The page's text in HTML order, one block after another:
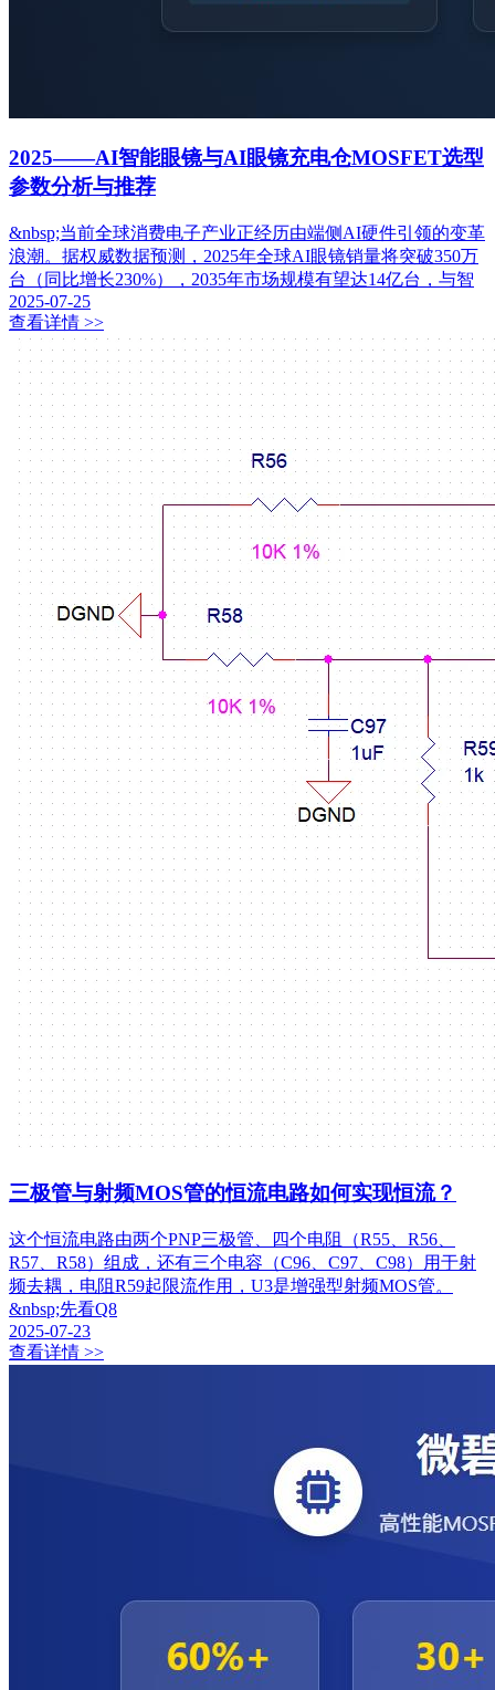
2025——AI智能眼镜与AI眼镜充电仓MOSFET选型
参数分析与推荐
&nbsp;当前全球消费电子产业正经历由端侧AI硬件引领的变革
浪潮。据权威数据预测，2025年全球AI眼镜销量将突破350万
台（同比增长230%），2035年市场规模有望达14亿台，与智
2025-07-25
查看详情 >>
三极管与射频MOS管的恒流电路如何实现恒流？
这个恒流电路由两个PNP三极管、四个电阻（R55、R56、
R57、R58）组成，还有三个电容（C96、C97、C98）用于射
频去耦，电阻R59起限流作用，U3是增强型射频MOS管。
&nbsp;先看Q8
2025-07-23
查看详情 >>